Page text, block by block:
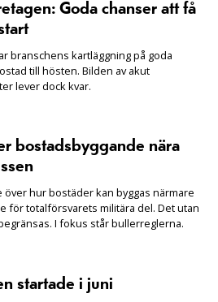
Goda chanser att få
branschens kartläggning på goda
till hösten. Bilden av akut
lever dock kvar.
bostadsbyggande nära
hur bostäder kan byggas närmare
för totalförsvarets militära del. Det utan
I fokus står bullerreglerna.
startade i juni